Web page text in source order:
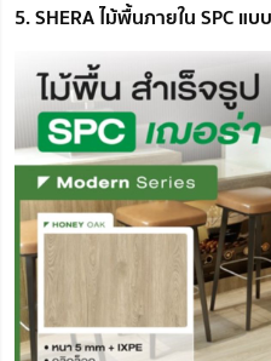
5. SHERA ไม้พื้นภายใน SPC แ